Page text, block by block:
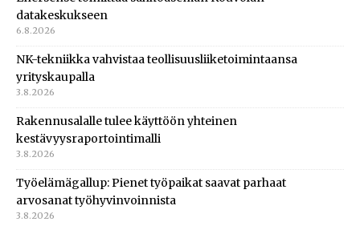
datakeskukseen
6.8.2026
NK-tekniikka vahvistaa teollisuusliiketoimintaansa
yrityskaupalla
3.8.2026
Rakennusalalle tulee käyttöön yhteinen
kestävyysraportointimalli
3.8.2026
Työelämägallup: Pienet työpaikat saavat parhaat
arvosanat työhyvinvoinnista
3.8.2026